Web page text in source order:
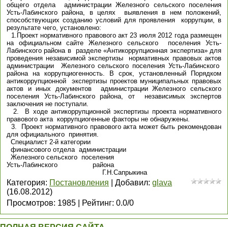
общего отдела администрации Железного сельского поселения
Усть-Лабинского района, в целях выявления в нем положений,
способствующих созданию условий для проявления коррупции, в
результате чего, установлено:
1.Проект нормативного правового акт 23 июля 2012 года размещен
на официальном сайте Железного сельского поселения Усть-
Лабинского района в разделе «Антикоррупционная экспертиза» для
проведения независимой экспертизы нормативных правовых актов
администрации Железного сельского поселения Усть-Лабинского
района на коррупциогенность. В срок, установленный Порядком
антикоррупционной экспертизы проектов муниципальных правовых
актов и иных документов администрации Железного сельского
поселения Усть-Лабинского района, от независимых экспертов
заключения не поступали.
2. В ходе антикоррупционной экспертизы проекта нормативного
правового акта коррупциогенные факторы не обнаружены.
3. Проект нормативного правового акта может быть рекомендован
для официального принятия.
Специалист 2-й категории
финансового отдела администрации
Железного сельского поселения
Усть-Лабинского района
Г.Н.Сапрыкина
Категория: Постановления Добавил: glava
(16.08.2012)
Просмотров: 1985 Рейтинг: 0.0/0